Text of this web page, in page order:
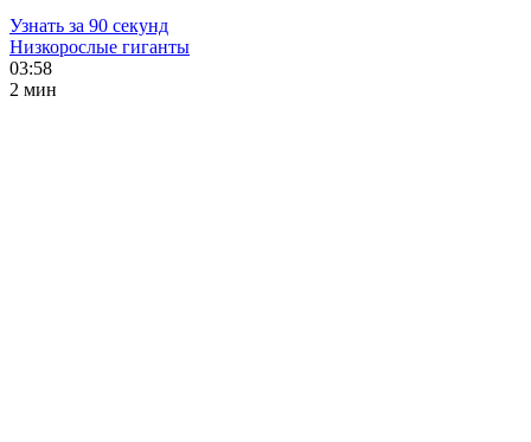
Узнать за 90 секунд
Низкорослые гиганты
03:58
2 мин